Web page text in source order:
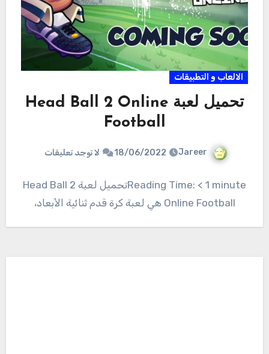
الالعاب و التطبيقات
تحميل لعبة Head Ball 2 Online
Football
Jareer
18/06/2022 لا توجد تعليقات
Reading Time: < 1 minuteتحميل لعبة Head Ball 2
Online Football هي لعبة كرة قدم ثنائية الأبعاد،